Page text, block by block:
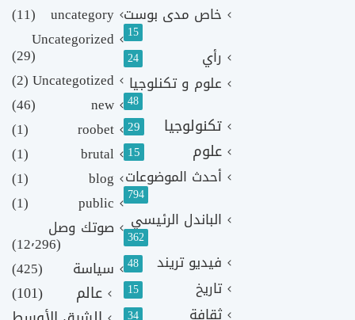
خاص مدى بوست
15
رأي 24
علوم و تكنلوجيا
48
تكنولوجيا 29
علوم 15
أحدث الموضوعات
794
الباندل الرئيسي
362
فيديو تريند 48
تاريخ 15
ثقافة 34
uncategory
(11)
Uncategorized
(29)
Uncategotized
(2)
new
(46)
roobet
(1)
brutal
(1)
blog
(1)
public
(1)
صوتك وصل
(12٬296)
سياسة
(425)
عالم
(101)